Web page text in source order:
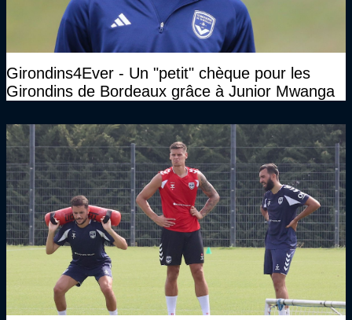
Girondins4Ever - Un "petit" chèque pour les
Girondins de Bordeaux grâce à Junior Mwanga